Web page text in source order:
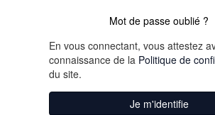
Mot de passe oublié ?
En vous connectant, vous attestez
connaissance de la Politique de
du site.
Je m'identifie